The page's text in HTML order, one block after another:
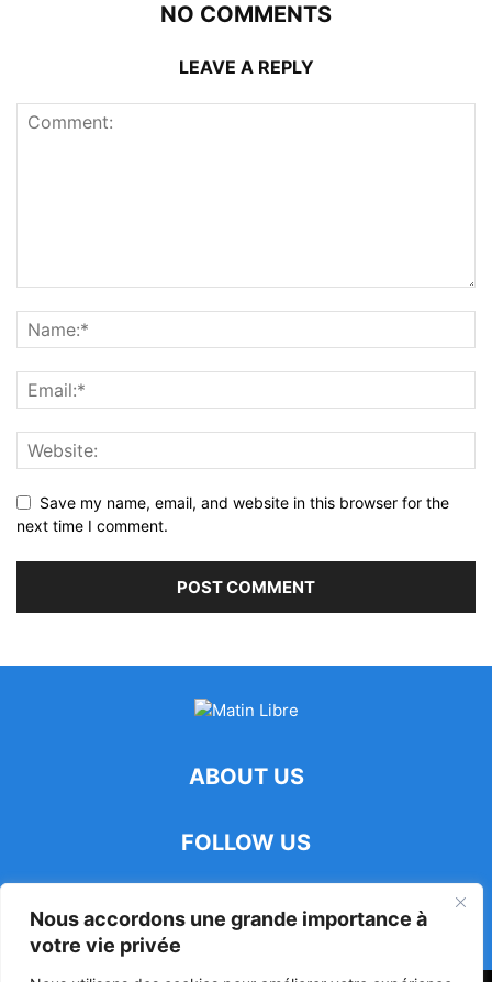
Nous accordons une grande importance à
votre vie privée
NO COMMENTS
LEAVE A REPLY
Save my name, email, and website in this browser for the
next time I comment.
ABOUT US
FOLLOW US